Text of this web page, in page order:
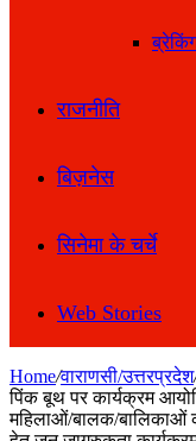
राजनीति
बिज़नेस
सिनेमा के चर्चे
Web Stories
Home/वाराणसी/उत्तरप्रदेश
पिंक बूथ पर कार्यक्रम
महिलाओं/बालक/बालिकाओं